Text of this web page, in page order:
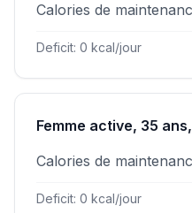
Calories de
Deficit: 0 kcal/jour
Femme active, 35
Calories de
Deficit: 0 kcal/jour